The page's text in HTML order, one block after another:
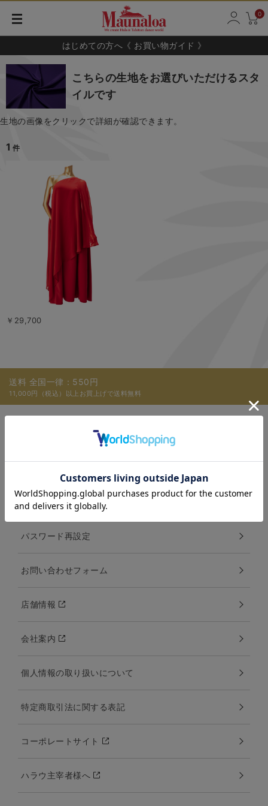
0
はじめての方へ《 お買い物ガイド 》
こちらの生地をお選びいただけるスタ
イルです
生地の画像をクリックで詳細が確認できます。
1 件
￥29,700
送料 全国一律：550円
11,000円（税込）以上お買上げで送料無料
ECサイト説明動画
パスワード再設定
お問い合わせフォーム
店舗情報
会社案内
個人情報の取り扱いについて
特定商取引法に関する表記
コーポレートサイト
ハラウ主宰者様へ